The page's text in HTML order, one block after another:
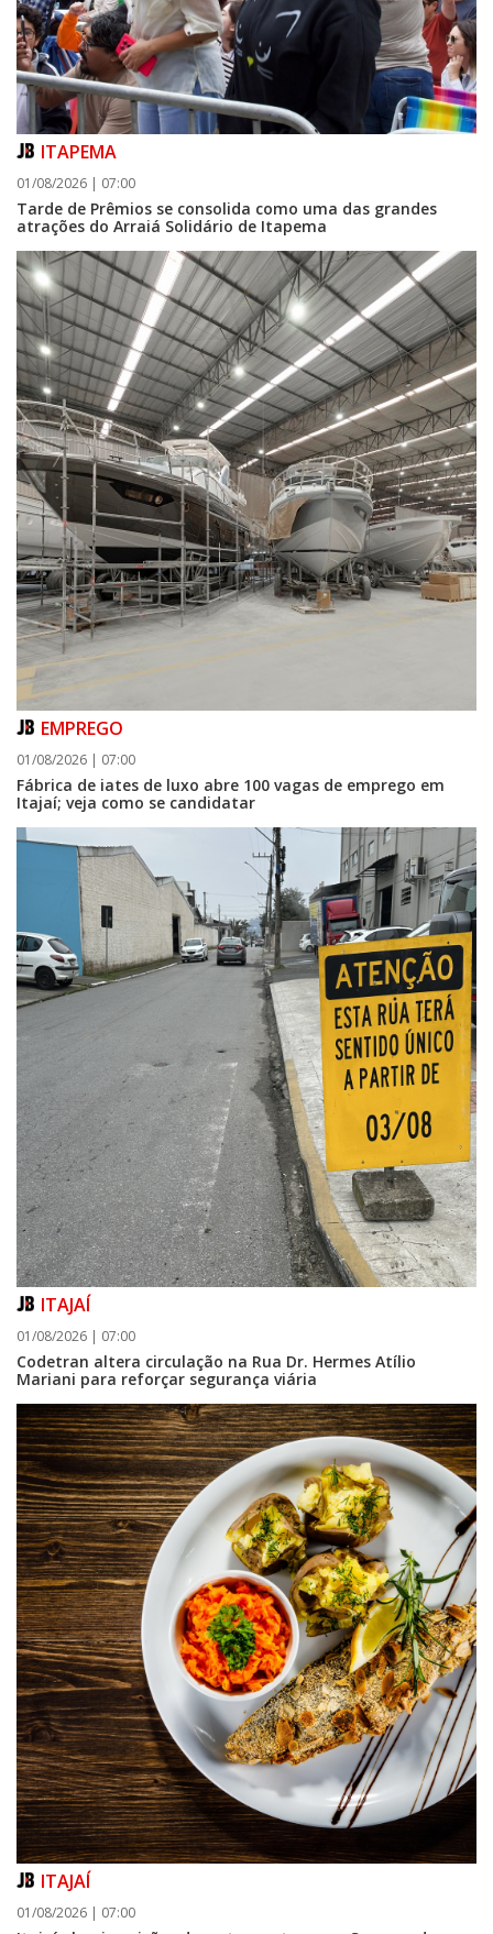
07/08/2026 | 07:00
Navegantes conquista nota A+ na Capag do Tesouro Nacional
ITAPEMA
01/08/2026 | 07:00
Tarde de Prêmios se consolida como uma das grandes
atrações do Arraiá Solidário de Itapema
EMPREGO
01/08/2026 | 07:00
Fábrica de iates de luxo abre 100 vagas de emprego em
Itajaí; veja como se candidatar
ITAJAÍ
01/08/2026 | 07:00
Codetran altera circulação na Rua Dr. Hermes Atílio
Mariani para reforçar segurança viária
ITAJAÍ
01/08/2026 | 07:00